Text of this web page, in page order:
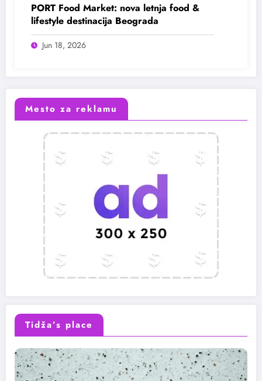
PORT Food Market: nova letnja food &
lifestyle destinacija Beograda
Jun 18, 2026
Mesto za reklamu
Tidža’s place